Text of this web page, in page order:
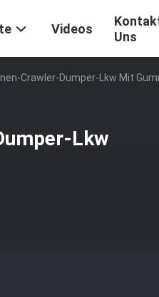
Videos
Uns
Crawler-Dumper-Lkw Mit
Lkw